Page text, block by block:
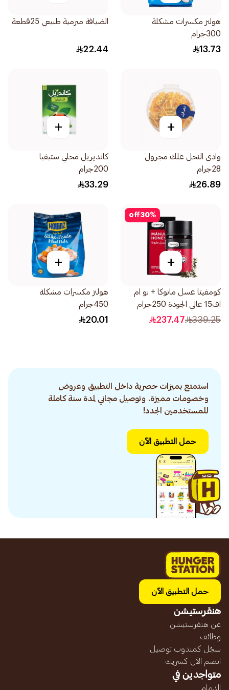
هولنز مكسرات مشكلة
300جرام
13.73
الضيافة ميرمية طبيعي 25قطعة
22.44
+
وادى النحل علك مجرول
28جرام
26.89
+
كانديريل محلي ستيفيا
200جرام
33.29
30%
off
+
كومفيتا عسل مانوكا + يو ام
اف15 عالي الجودة 250جرام
339.25
237.47
+
هولنز مكسرات مشكلة
450جرام
20.01
استمتع بميزات حصرية داخل التطبيق وعروض
وخصومات مميزة. وتوصيل مجاني لمدة سنة كاملة
للمستخدمين الجدد!
حمل التطبيق الآن
حمل التطبيق الآن
هنقرستيشن
عن هنقرستيشن
وظائف
سجّل كمندوب توصيل
انضم الآن كشريك
متواجدين في
الدمام